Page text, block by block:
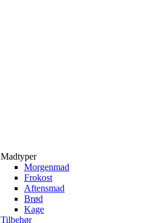
Madtyper
Morgenmad
Frokost
Aftensmad
Brød
Kage
Tilbehør